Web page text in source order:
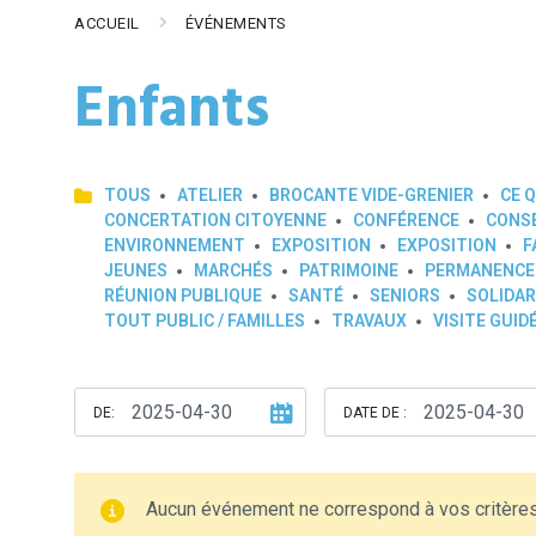
ACCUEIL ÉVÉNEMENTS
Enfants
TOUS ATELIER BROCANTE VIDE-GRENIER CE
CONCERTATION CITOYENNE
CONFÉRENCE
ENVIRONNEMENT
EXPOSITION EXPOSITION
JEUNES
MARCHÉS PATRIMOINE
RÉUNION PUBLIQUE
SANTÉ SENIORS
TOUT PUBLIC / FAMILLES
TRAVAUX VISITE
DE: DATE DE :
Aucun événement ne correspond à vos